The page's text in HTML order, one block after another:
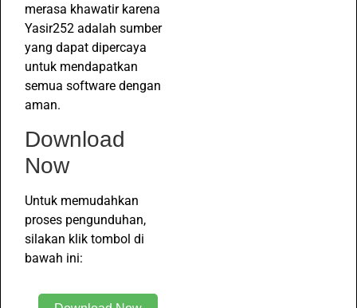
merasa khawatir karena
Yasir252 adalah sumber
yang dapat dipercaya
untuk mendapatkan
semua software dengan
aman.
Download
Now
Untuk memudahkan
proses pengunduhan,
silakan klik tombol di
bawah ini: